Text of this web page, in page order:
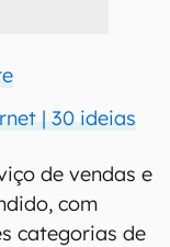
| 30 ideias
de vendas e
com
categorias de